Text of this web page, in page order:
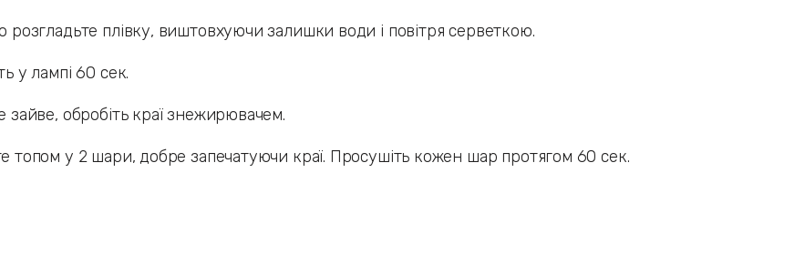
розгладьте плівку, виштовхуючи залишки води і повітря серветкою.
у лампі 60 сек.
зайве, обробіть краї знежирювачем.
топом у 2 шари, добре запечатуючи краї. Просушіть кожен шар протягом 60 сек.